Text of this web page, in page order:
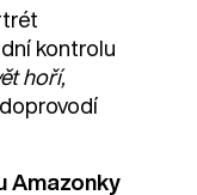
kontrolu
hoří,
Amazonky